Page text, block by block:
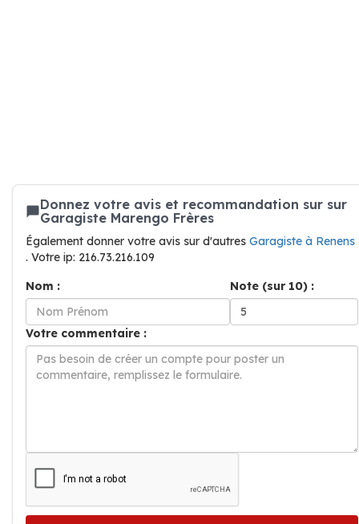
Donnez votre avis et recommandation sur sur
Garagiste Marengo Frères
Également donner votre avis sur d'autres Garagiste à Renens
. Votre ip: 216.73.216.109
Nom :
Note (sur 10) :
Votre commentaire :